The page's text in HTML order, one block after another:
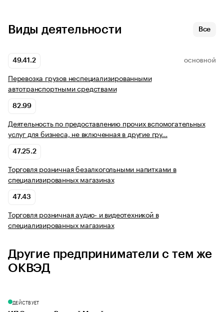
Виды деятельности Все
49.41.2 ОСНОВНОЙ
Перевозка грузов неспециализированными
автотранспортными средствами
82.99
Деятельность по предоставлению прочих вспомогательных
услуг для бизнеса, не включенная в другие гру…
47.25.2
Торговля розничная безалкогольными напитками в
специализированных магазинах
47.43
Торговля розничная аудио- и видеотехникой в
специализированных магазинах
Другие предприниматели с тем же
ОКВЭД
ДЕЙСТВУЕТ